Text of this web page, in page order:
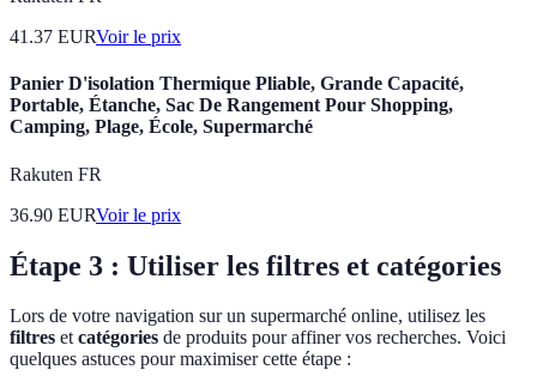
41.37 EURVoir le prix
Panier D'isolation Thermique Pliable, Grande Capacité,
Portable, Étanche, Sac De Rangement Pour Shopping,
Camping, Plage, École, Supermarché
Rakuten FR
36.90 EURVoir le prix
Étape 3 : Utiliser les filtres et catégories
Lors de votre navigation sur un supermarché online, utilisez les
filtres etcatégories de produits pour affiner vos recherches. Voici
quelques astuces pour maximiser cette étape :